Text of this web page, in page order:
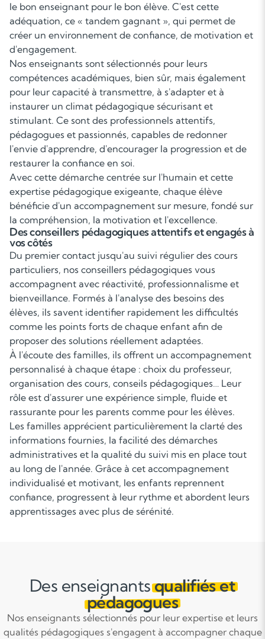
le bon enseignant pour le bon élève. C'est cette
adéquation, ce « tandem gagnant », qui permet de
créer un environnement de confiance, de motivation et
d'engagement.
Nos enseignants sont sélectionnés pour leurs
compétences académiques, bien sûr, mais également
pour leur capacité à transmettre, à s'adapter et à
instaurer un climat pédagogique sécurisant et
stimulant. Ce sont des professionnels attentifs,
pédagogues et passionnés, capables de redonner
l'envie d'apprendre, d'encourager la progression et de
restaurer la confiance en soi.
Avec cette démarche centrée sur l'humain et cette
expertise pédagogique exigeante, chaque élève
bénéficie d'un accompagnement sur mesure, fondé sur
la compréhension, la motivation et l'excellence.
Des conseillers pédagogiques attentifs et engagés à
vos côtés
Du premier contact jusqu'au suivi régulier des cours
particuliers, nos conseillers pédagogiques vous
accompagnent avec réactivité, professionnalisme et
bienveillance. Formés à l'analyse des besoins des
élèves, ils savent identifier rapidement les difficultés
comme les points forts de chaque enfant afin de
proposer des solutions réellement adaptées.
À l'écoute des familles, ils offrent un accompagnement
personnalisé à chaque étape : choix du professeur,
organisation des cours, conseils pédagogiques… Leur
rôle est d'assurer une expérience simple, fluide et
rassurante pour les parents comme pour les élèves.
Les familles apprécient particulièrement la clarté des
informations fournies, la facilité des démarches
administratives et la qualité du suivi mis en place tout
au long de l'année. Grâce à cet accompagnement
individualisé et motivant, les enfants reprennent
confiance, progressent à leur rythme et abordent leurs
apprentissages avec plus de sérénité.
Des enseignantsqualifiés et
pédagogues
Nos enseignants sélectionnés pour leur expertise et leurs
qualités pédagogiques s'engagent à accompagner chaque